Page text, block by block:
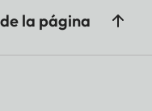
la página